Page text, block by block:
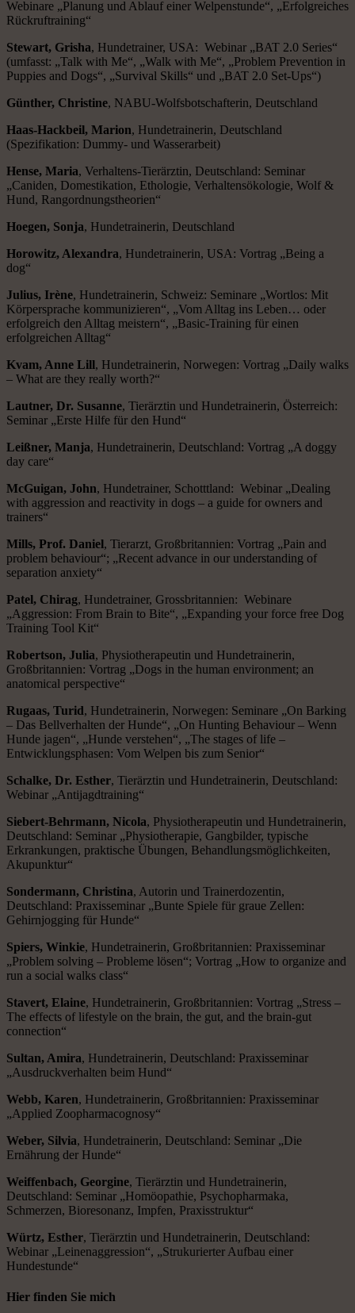
Webinare „Planung und Ablauf einer Welpenstunde“, „Erfolgreiches
Rückruftraining“
Stewart, Grisha, Hundetrainer, USA: Webinar „BAT 2.0 Series“
(umfasst: „Talk with Me“, „Walk with Me“, „Problem Prevention in
Puppies and Dogs“, „Survival Skills“ und „BAT 2.0 Set-Ups“)
Günther, Christine, NABU-Wolfsbotschafterin, Deutschland
Haas-Hackbeil, Marion, Hundetrainerin, Deutschland
(Spezifikation: Dummy- und Wasserarbeit)
Hense, Maria, Verhaltens-Tierärztin, Deutschland: Seminar
„Caniden, Domestikation, Ethologie, Verhaltensökologie, Wolf &
Hund, Rangordnungstheorien“
Hoegen, Sonja, Hundetrainerin, Deutschland
Horowitz, Alexandra, Hundetrainerin, USA: Vortrag „Being a
dog“
Julius, Irène, Hundetrainerin, Schweiz: Seminare „Wortlos: Mit
Körpersprache kommunizieren“, „Vom Alltag ins Leben… oder
erfolgreich den Alltag meistern“, „Basic-Training für einen
erfolgreichen Alltag“
Kvam, Anne Lill, Hundetrainerin, Norwegen: Vortrag „Daily walks
– What are they really worth?“
Lautner, Dr. Susanne, Tierärztin und Hundetrainerin, Österreich:
Seminar „Erste Hilfe für den Hund“
Leißner, Manja, Hundetrainerin, Deutschland: Vortrag „A doggy
day care“
McGuigan, John, Hundetrainer, Schotttland: Webinar „Dealing
with aggression and reactivity in dogs – a guide for owners and
trainers“
Mills, Prof. Daniel, Tierarzt, Großbritannien: Vortrag „Pain and
problem behaviour“; „Recent advance in our understanding of
separation anxiety“
Patel, Chirag, Hundetrainer, Grossbritannien: Webinare
„Aggression: From Brain to Bite“, „Expanding your force free Dog
Training Tool Kit“
Robertson, Julia, Physiotherapeutin und Hundetrainerin,
Großbritannien: Vortrag „Dogs in the human environment; an
anatomical perspective“
Rugaas, Turid, Hundetrainerin, Norwegen: Seminare „On Barking
– Das Bellverhalten der Hunde“, „On Hunting Behaviour – Wenn
Hunde jagen“, „Hunde verstehen“, „The stages of life –
Entwicklungsphasen: Vom Welpen bis zum Senior“
Schalke, Dr. Esther, Tierärztin und Hundetrainerin, Deutschland:
Webinar „Antijagdtraining“
Siebert-Behrmann, Nicola, Physiotherapeutin und Hundetrainerin,
Deutschland: Seminar „Physiotherapie, Gangbilder, typische
Erkrankungen, praktische Übungen, Behandlungsmöglichkeiten,
Akupunktur“
Sondermann, Christina, Autorin und Trainerdozentin,
Deutschland: Praxisseminar „Bunte Spiele für graue Zellen:
Gehirnjogging für Hunde“
Spiers, Winkie, Hundetrainerin, Großbritannien: Praxisseminar
„Problem solving – Probleme lösen“; Vortrag „How to organize and
run a social walks class“
Stavert, Elaine, Hundetrainerin, Großbritannien: Vortrag „Stress –
The effects of lifestyle on the brain, the gut, and the brain-gut
connection“
Sultan, Amira, Hundetrainerin, Deutschland: Praxisseminar
„Ausdruckverhalten beim Hund“
Webb, Karen, Hundetrainerin, Großbritannien: Praxisseminar
„Applied Zoopharmacognosy“
Weber, Silvia, Hundetrainerin, Deutschland: Seminar „Die
Ernährung der Hunde“
Weiffenbach, Georgine, Tierärztin und Hundetrainerin,
Deutschland: Seminar „Homöopathie, Psychopharmaka,
Schmerzen, Bioresonanz, Impfen, Praxisstruktur“
Würtz, Esther, Tierärztin und Hundetrainerin, Deutschland:
Webinar „Leinenaggression“, „Strukurierter Aufbau einer
Hundestunde“
Hier finden Sie mich